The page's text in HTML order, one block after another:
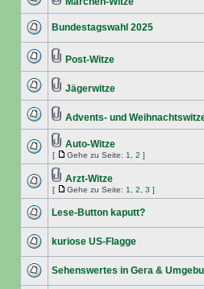
Bundestagswahl 2025
Post-Witze
Jägerwitze
Advents- und
Auto-Witze
[ Gehe zu Seite: 1 2 ]
Arzt-Witze
[ Gehe zu Seite: 1 2 3 ]
Lese-Button kaputt?
kuriose US-Flagge
Sehenswertes in Gera &